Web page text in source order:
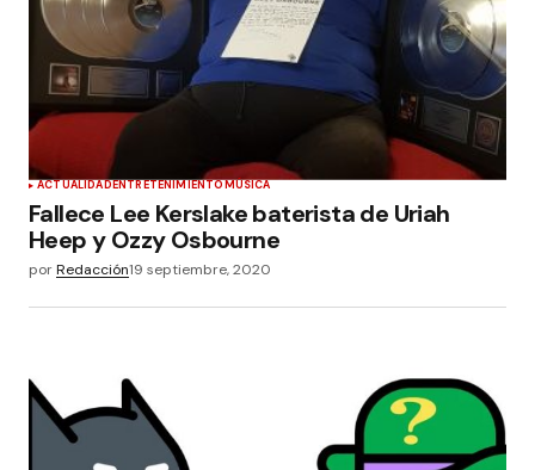
ACTUALIDADENTRETENIMIENTOMÚSICA
Fallece Lee Kerslake baterista de Uriah
Heep y Ozzy Osbourne
porRedacción19 septiembre, 2020